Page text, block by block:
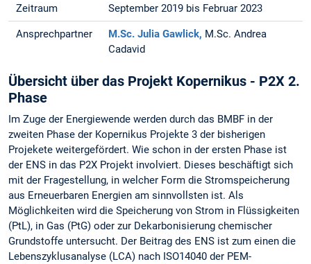
Zeitraum September 2019 bis Februar 2023
Ansprechpartner M.Sc. Julia Gawlick, M.Sc. Andrea
Cadavid
Übersicht über das Projekt Kopernikus - P2X 2.
Phase
Im Zuge der Energiewende werden durch das BMBF in der
zweiten Phase der Kopernikus Projekte 3 der bisherigen
Projekete weitergefördert. Wie schon in der ersten Phase ist
der ENS in das P2X Projekt involviert. Dieses beschäftigt sich
mit der Fragestellung, in welcher Form die Stromspeicherung
aus Erneuerbaren Energien am sinnvollsten ist. Als
Möglichkeiten wird die Speicherung von Strom in Flüssigkeiten
(PtL), in Gas (PtG) oder zur Dekarbonisierung chemischer
Grundstoffe untersucht. Der Beitrag des ENS ist zum einen die
Lebenszyklusanalyse (LCA) nach ISO14040 der PEM-